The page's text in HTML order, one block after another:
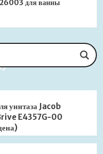
для ванны
Delafon Brive
унитаза Jacob
E4357G-00